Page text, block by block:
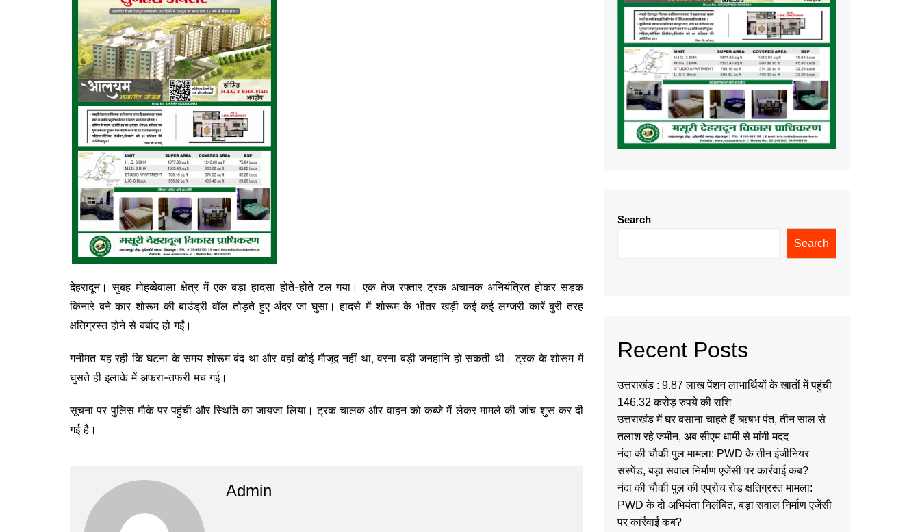
देहरादून। सुबह मोहब्बेवाला क्षेत्र में एक बड़ा हादसा होते-होते टल गया। एक तेज रफ्तार ट्रक अचानक अनियंत्रित होकर सड़क
किनारे बने कार शोरूम की बाउंड्री वॉल तोड़ते हुए अंदर जा घुसा। हादसे में शोरूम के भीतर खड़ी कई कई लग्जरी कारें बुरी तरह
क्षतिग्रस्त होने से बर्बाद हो गईं।
गनीमत यह रही कि घटना के समय शोरूम बंद था और वहां कोई मौजूद नहीं था, वरना बड़ी जनहानि हो सकती थी। ट्रक के शोरूम में
घुसते ही इलाके में अफरा-तफरी मच गई।
सूचना पर पुलिस मौके पर पहुंची और स्थिति का जायजा लिया। ट्रक चालक और वाहन को कब्जे में लेकर मामले की जांच शुरू कर दी
गई है।
Admin
Search
Search
Recent Posts
उत्तराखंड : 9.87 लाख पेंशन लाभार्थियों के खातों में पहुंची
146.32 करोड़ रुपये की राशि
उत्तराखंड में घर बसाना चाहते हैं ऋषभ पंत, तीन साल से
तलाश रहे जमीन, अब सीएम धामी से मांगी मदद
नंदा की चौकी पुल मामला: PWD के तीन इंजीनियर
सस्पेंड, बड़ा सवाल निर्माण एजेंसी पर कार्रवाई कब?
नंदा की चौकी पुल की एप्रोच रोड क्षतिग्रस्त मामला:
PWD के दो अभियंता निलंबित, बड़ा सवाल निर्माण एजेंसी
पर कार्रवाई कब?